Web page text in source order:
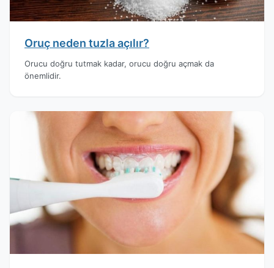
Oruç neden tuzla açılır?
Orucu doğru tutmak kadar, orucu doğru açmak da
önemlidir.